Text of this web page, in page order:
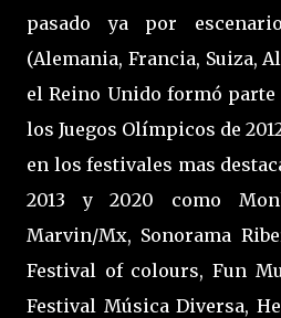
pasado ya por
(Alemania, Francia, Suiza,
el Reino Unido formó parte
los Juegos Olímpicos de
en los festivales mas
2013 y 2020 como
Marvin/Mx, Sonorama
Festival of colours, Fun
Festival Música Diversa,